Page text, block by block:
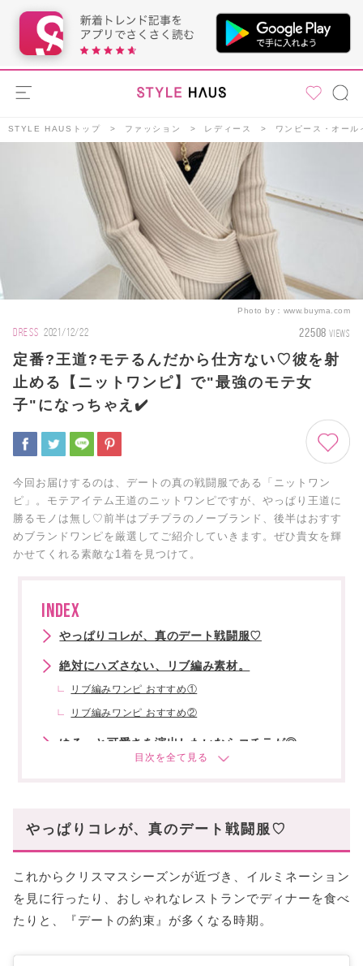
STYLE HAUSトップ ファッション レディース ワンピース・オール
Photo by： www.buyma.com
DRESS 2021/12/22 22508 VIEWS
定番?王道?モテるんだから仕方ない♡彼を射
止める【ニットワンピ】で"最強のモテ女
子"になっちゃえ✔️
今回お届けするのは、デートの真の戦闘服である「ニットワン
ピ」。モテアイテム王道のニットワンピですが、やっぱり王道に
勝るモノは無し♡前半はプチプラのノーブランド、後半はおすす
めブランドワンピを厳選してご紹介していきます。ぜひ貴女を輝
かせてくれる素敵な1着を見つけて。
INDEX
やっぱりコレが、真のデート戦闘服♡
絶対にハズさない、リブ編み素材。
リブ編みワンピ おすすめ①
リブ編みワンピ おすすめ②
ゆるっと可愛さを演出したいならコチラが◎。
ロングブーツと合わせるなら、ミニ丈しかない!
ケーブル柄は冬の可愛げをもっと引き出す♡
あざとさも武器に♡後ろ姿のオシャレは忘れな
い。
やっぱりコレが、真のデート戦闘服♡
これからクリスマスシーズンが近づき、イルミネーション
を見に行ったり、おしゃれなレストランでディナーを食べ
たりと、『デートの約束』が多くなる時期。